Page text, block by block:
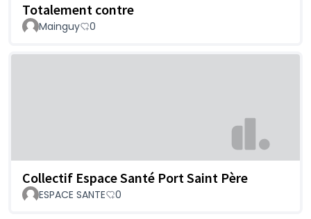
Totalement contre
Mainguy 0
Collectif Espace Santé Port Saint Père
ESPACE SANTE 0